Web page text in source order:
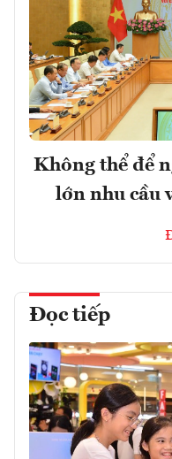
Không thể để
lớn nhu cầu
Đọc tiếp